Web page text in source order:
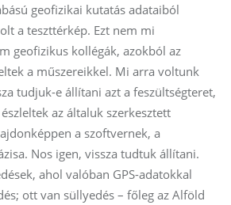
geofizikai kutatás adataiból
a teszttérkép. Ezt nem mi
geofizikus kollégák, azokból az
a műszereikkel. Mi arra voltunk
tudjuk-e állítani azt a feszültségteret,
az általuk szerkesztett
a szoftvernek, a
Nos igen, vissza tudtuk állítani.
ahol valóban GPS-adatokkal
ott van süllyedés – főleg az Alföld